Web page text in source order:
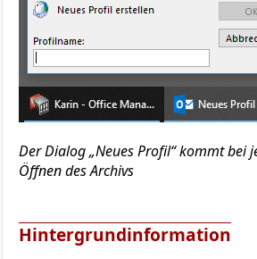
Der Dialog „Neues Profil“ kommt bei
Öffnen des Archivs
Hintergrundinformation